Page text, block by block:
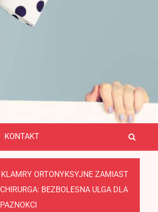
KONTAKT
KLAMRY ORTONYKSYJNE ZAMIAST
CHIRURGA: BEZBOLESNA ULGA DLA
PAZNOKCI